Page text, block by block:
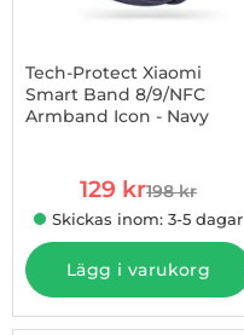
Tech-Protect Xiaomi
Smart Band 8/9/NFC
Armband Icon - Navy
rea pris
129 krtidigare pris
198 kr
Skickas inom: 3-5 dagar
Lägg i varukorg